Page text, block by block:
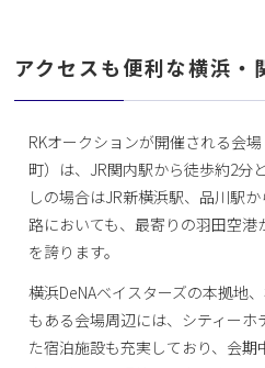
アクセスも便利な横浜・
RKオークションが開催される会
町）は、JR関内駅から徒歩約2分
しの場合はJR新横浜駅、品川駅
路においても、最寄りの羽田空港
を誇ります。
横浜DeNAベイスターズの本拠地
もある会場周辺には、シティー
た宿泊施設も充実しており、会